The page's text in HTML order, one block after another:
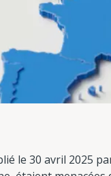
le 30 avril 2025